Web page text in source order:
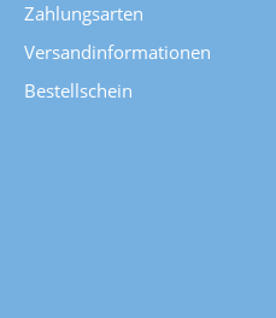
Zahlungsarten
Versand­informationen
Bestellschein